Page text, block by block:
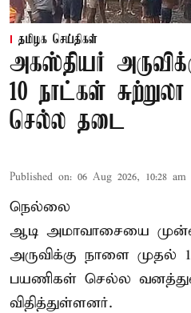
தமிழக செய்திகள்
அகஸ்தியர்
10 நாட்கள்
செல்ல தடை
Published on: 06 Aug 2026, 10:28 am
நெல்லை
ஆடி அமாவாசையை
அருவிக்கு நாளை முதல்
பயணிகள் செல்ல
விதித்துள்ளனர்.